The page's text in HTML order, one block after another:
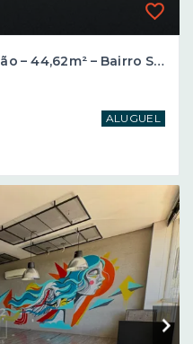
Sala Comercial para Locação – 44,62m² – Bairro Santo Antônio – Pinhalzinho/SC
ALUGUEL